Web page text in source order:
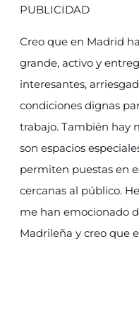
PUBLICIDAD
Creo que en Madrid
grande, activo y
interesantes,
condiciones dignas
trabajo. También hay
son espacios
permiten puestas en
cercanas al público.
me han emocionado
Madrileña y creo que